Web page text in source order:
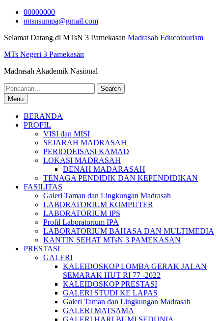
Skip
00000000
mtsnsumpa@gmail.com
Selamat Datang di MTsN 3 Pamekasan Madrasah Educotourism
MTs Negeri 3 Pamekasan
Madrasah Akademik Nasional
Search
for:Menu
BERANDA
PROFIL
VISI dan MISI
SEJARAH MADRASAH
PERIODEISASI KAMAD
LOKASI MADRASAH
DENAH MADARASAH
TENAGA PENDIDIK DAN KEPENDIDIKAN
FASILITAS
Galeri Taman dan Lingkungan Madrasah
LABORATORIUM KOMPUTER
LABORATORIUM IPS
Profil Laboratorium IPA
LABORATORIUM BAHASA DAN MULTIMEDIA
KANTIN SEHAT MTsN 3 PAMEKASAN
PRESTASI
GALERI
KALEIDOSKOP LOMBA GERAK JALAN
SEMARAK HUT RI 77 -2022
KALEIDOSKOP PRESTASI
GALERI STUDI KE LAPAS
Galeri Taman dan Lingkungan Madrasah
GALERI MATSAMA
GALERI HARI BUMI SEDUNIA